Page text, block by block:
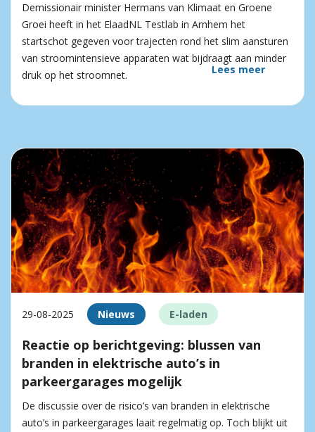
Demissionair minister Hermans van Klimaat en Groene
Groei heeft in het ElaadNL Testlab in Arnhem het
startschot gegeven voor trajecten rond het slim aansturen
van stroomintensieve apparaten wat bijdraagt aan minder
druk op het stroomnet.
Lees meer
29-08-2025 Nieuws E-laden
Reactie op berichtgeving: blussen van
branden in elektrische auto’s in
parkeergarages mogelijk
De discussie over de risico’s van branden in elektrische
auto’s in parkeergarages laait regelmatig op. Toch blijkt uit